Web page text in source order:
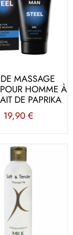
MASSAGE
HOMME À
DE PAPRIKA
19,90 €